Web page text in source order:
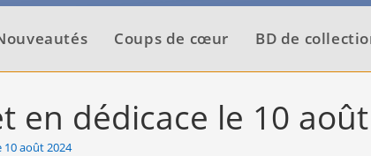
Coups de cœur BD de
en dédicace le 10
10 août 2024